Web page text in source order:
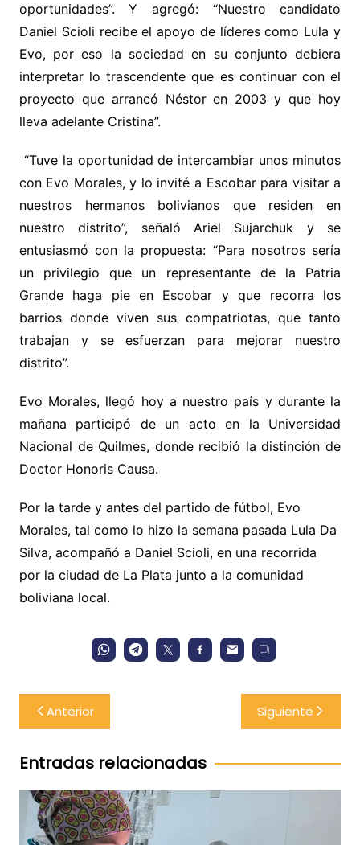
oportunidades”. Y agregó: “Nuestro candidato
Daniel Scioli recibe el apoyo de líderes como Lula y
Evo, por eso la sociedad en su conjunto debiera
interpretar lo trascendente que es continuar con el
proyecto que arrancó Néstor en 2003 y que hoy
lleva adelante Cristina”.
“Tuve la oportunidad de intercambiar unos minutos
con Evo Morales, y lo invité a Escobar para visitar a
nuestros hermanos bolivianos que residen en
nuestro distrito”, señaló Ariel Sujarchuk y se
entusiasmó con la propuesta: “Para nosotros sería
un privilegio que un representante de la Patria
Grande haga pie en Escobar y que recorra los
barrios donde viven sus compatriotas, que tanto
trabajan y se esfuerzan para mejorar nuestro
distrito”.
Evo Morales, llegó hoy a nuestro país y durante la
mañana participó de un acto en la Universidad
Nacional de Quilmes, donde recibió la distinción de
Doctor Honoris Causa.
Por la tarde y antes del partido de fútbol, Evo
Morales, tal como lo hizo la semana pasada Lula Da
Silva, acompañó a Daniel Scioli, en una recorrida
por la ciudad de La Plata junto a la comunidad
boliviana local.
Navegación
de
entradas
Anterior Siguiente
Entradas relacionadas